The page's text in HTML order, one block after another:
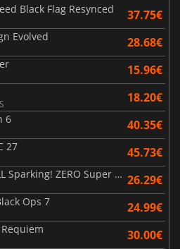
Black Flag Resynced
37.75€
Evolved 28.68€
15.96€
18.20€
6 40.35€
27 45.73€
DRAGON BALL Sparking! ZERO Super Limit Breaking NEO 26.29€
Ops 7 24.99€
30.00€